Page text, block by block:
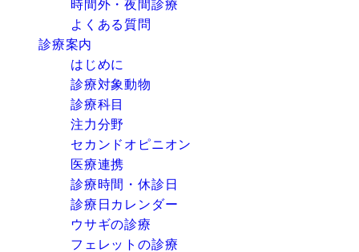
時間外・夜間診療
よくある質問
診療案内
はじめに
診療対象動物
診療科目
注力分野
セカンドオピニオン
医療連携
診療時間・休診日
診療日カレンダー
ウサギの診療
フェレットの診療